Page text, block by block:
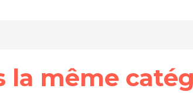
la même